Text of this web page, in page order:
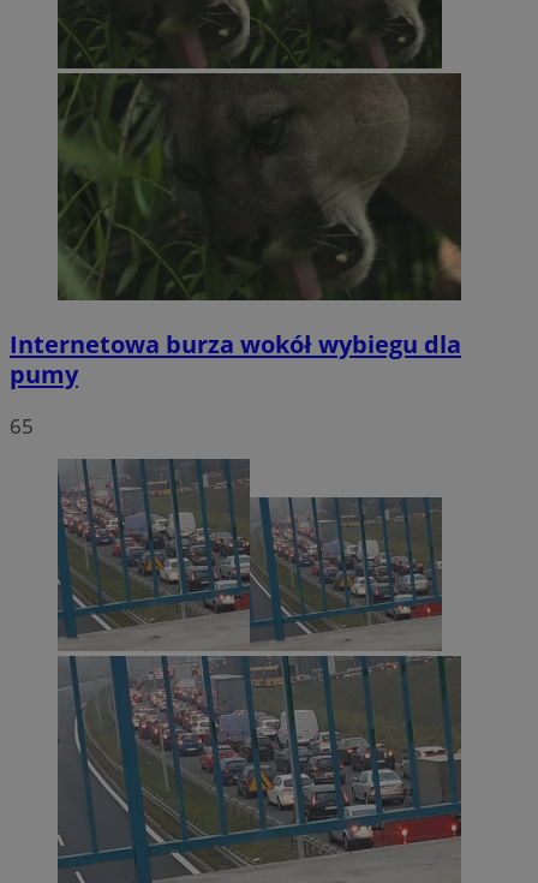
Internetowa burza wokół wybiegu dla
pumy
65